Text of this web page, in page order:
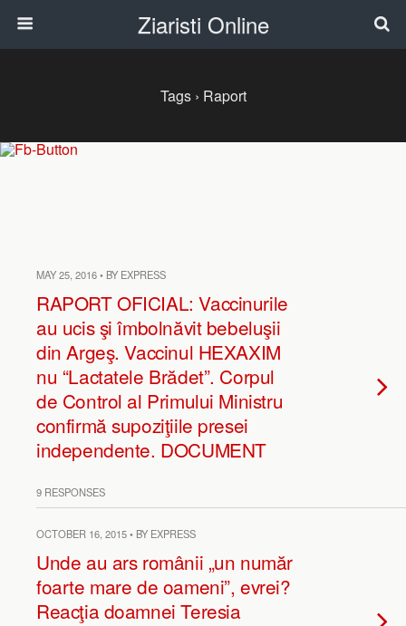
Ziaristi Online
Tags › Raport
MAY 25, 2016 • BY EXPRESS
RAPORT OFICIAL: Vaccinurile
au ucis şi îmbolnăvit bebeluşii
din Argeş. Vaccinul HEXAXIM
nu “Lactatele Brădet”. Corpul
de Control al Primului Ministru
confirmă supoziţiile presei
independente. DOCUMENT
9 RESPONSES
OCTOBER 16, 2015 • BY EXPRESS
Unde au ars românii „un număr
foarte mare de oameni”, evrei?
Reacţia doamnei Teresia